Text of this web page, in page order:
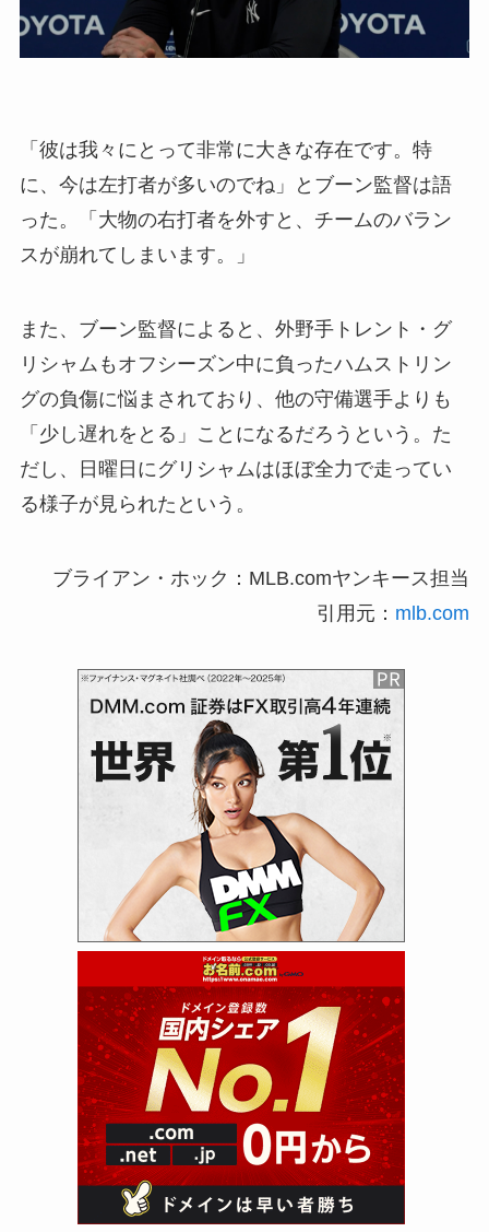
「彼は我々にとって非常に大きな存在です。特
に、今は左打者が多いのでね」とブーン監督は語
った。「大物の右打者を外すと、チームのバラン
スが崩れてしまいます。」
また、ブーン監督によると、外野手トレント・グ
リシャムもオフシーズン中に負ったハムストリン
グの負傷に悩まされており、他の守備選手よりも
「少し遅れをとる」ことになるだろうという。た
だし、日曜日にグリシャムはほぼ全力で走ってい
る様子が見られたという。
ブライアン・ホック：MLB.comヤンキース担当
引用元： mlb.com